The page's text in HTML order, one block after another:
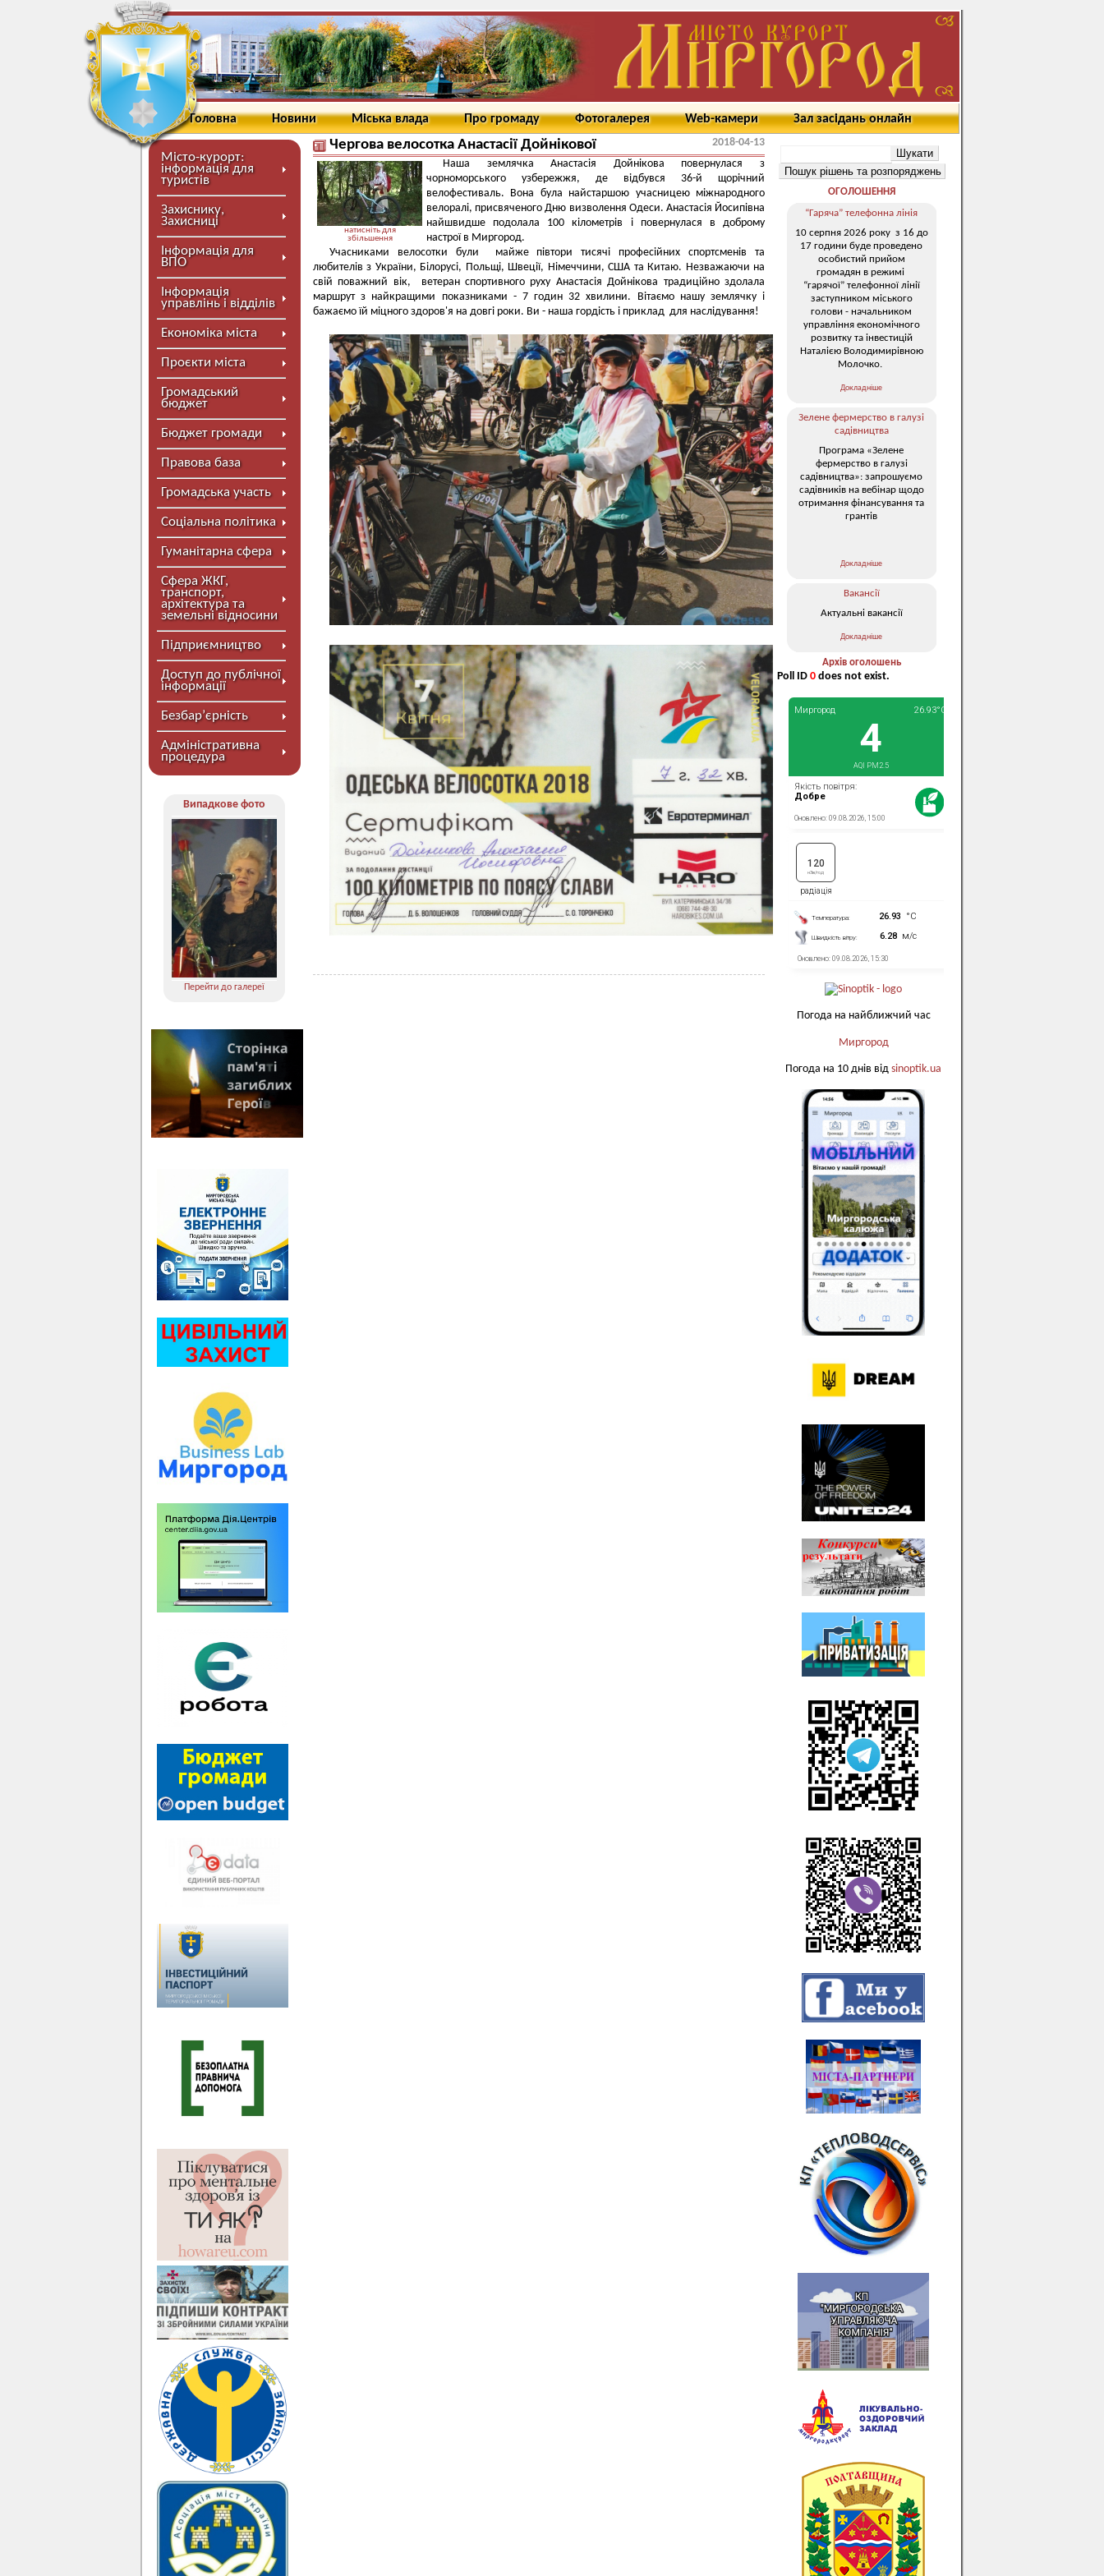
Головна Новини Міська влада Про громаду Фотогалерея Web-камери Зал засідань онлайн
Місто-курорт:
інформація для
туристів
Захиснику,
Захисниці
Інформація для
ВПО
Інформація
управлінь і відділів
Економіка міста
Проєкти міста
Громадський
бюджет
Бюджет громади
Правова база
Громадська участь
Соціальна політика
Гуманітарна сфера
Сфера ЖКГ,
транспорт,
архітектура та
земельні відносини
Підприємництво
Доступ до публічної
інформації
Безбар’єрність
Адміністративна
процедура
Випадкове фото
Перейти до галереї
Чергова велосотка Анастасії Дойнікової 2018-04-13
натисніть для
збільшення
Наша землячка Анастасія Дойнікова повернулася з
чорноморського узбережжя, де відбувся 36-й щорічний
велофестиваль. Вона була найстаршою учасницею міжнародного
велоралі, присвяченого Дню визволення Одеси. Анастасія Йосипівна
найшвидше подолала 100 кілометрів і повернулася в доброму
настрої в Миргород.
Учасниками велосотки були майже півтори тисячі професійних спортсменів та
любителів з України, Білорусі, Польщі, Швеції, Німеччини, США та Китаю. Незважаючи на
свій поважний вік, ветеран спортивного руху Анастасія Дойнікова традиційно здолала
маршрут з найкращими показниками - 7 годин 32 хвилини. Вітаємо нашу землячку і
бажаємо їй міцного здоров'я на довгі роки. Ви - наша гордість і приклад для наслідування!
ОГОЛОШЕННЯ
“Гаряча” телефонна лінія
10 серпня 2026 року з 16 до
17 години буде проведено
особистий прийом
громадян в режимі
“гарячої” телефонної лінії
заступником міського
голови - начальником
управління економічного
розвитку та інвестицій
Наталією Володимирівною
Молочко.
Докладніше
Зелене фермерство в галузі
садівництва
Програма «Зелене
фермерство в галузі
садівництва»: запрошуємо
садівників на вебінар щодо
отримання фінансування та
грантів
Докладніше
Вакансії
Актуальні вакансії
Докладніше
Архів оголошень
Poll ID 0 does not exist.
Погода на найближчий час
Миргород
Погода на 10 днів від sinoptik.ua